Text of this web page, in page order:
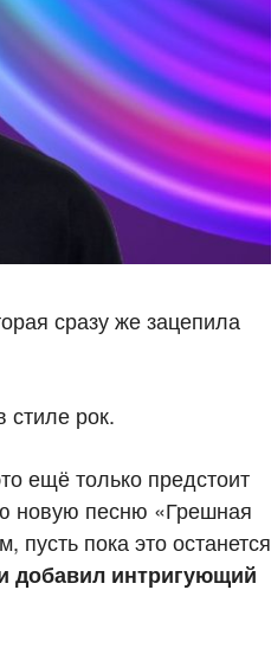
сразу же зацепила
стиле рок.
ещё только предстоит
новую песню «Грешная
пока это останется
добавил интригующий